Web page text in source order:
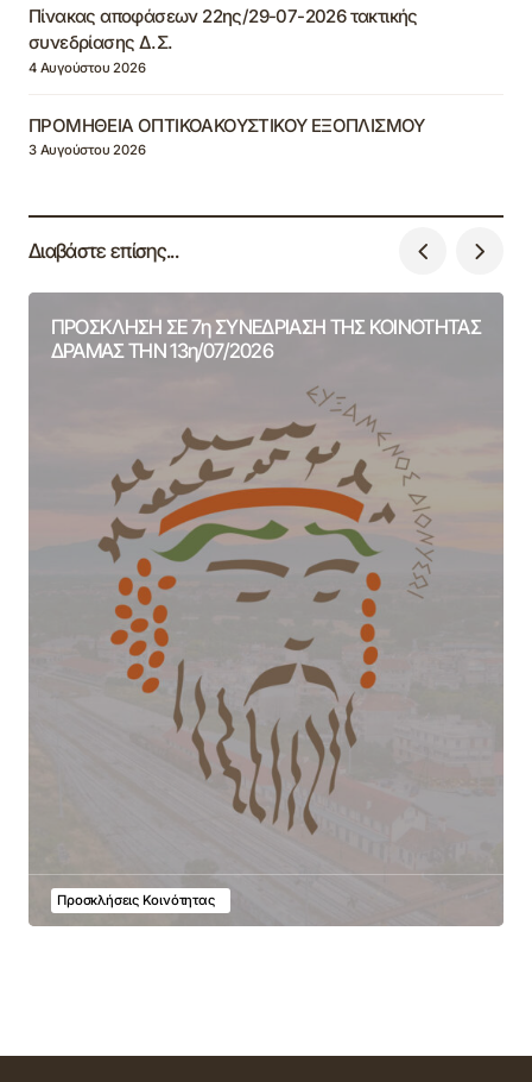
Πίνακας αποφάσεων 22ης/29-07-2026 τακτικής
συνεδρίασης Δ.Σ.
4 Αυγούστου 2026
ΠΡΟΜΗΘΕΙΑ ΟΠΤΙΚΟΑΚΟΥΣΤΙΚΟΥ ΕΞΟΠΛΙΣΜΟΥ
3 Αυγούστου 2026
Διαβάστε επίσης...
ΠΡΟΣΚΛΗΣΗ ΣΕ 7η ΣΥΝΕΔΡΙΑΣΗ ΤΗΣ ΚΟΙΝΟΤΗΤΑΣ
ΔΡΑΜΑΣ ΤΗΝ 13η/07/2026
Προσκλήσεις Κοινότητας